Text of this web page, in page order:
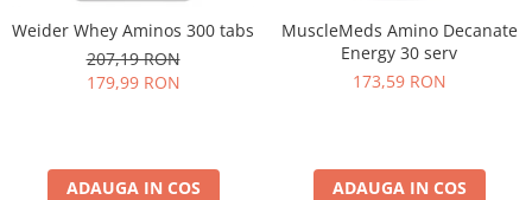
Weider Whey Aminos 300 tabs
207,19 RON
179,99 RON
ADAUGA IN COS
MuscleMeds Amino Decanate
Energy 30 serv
173,59 RON
ADAUGA IN COS